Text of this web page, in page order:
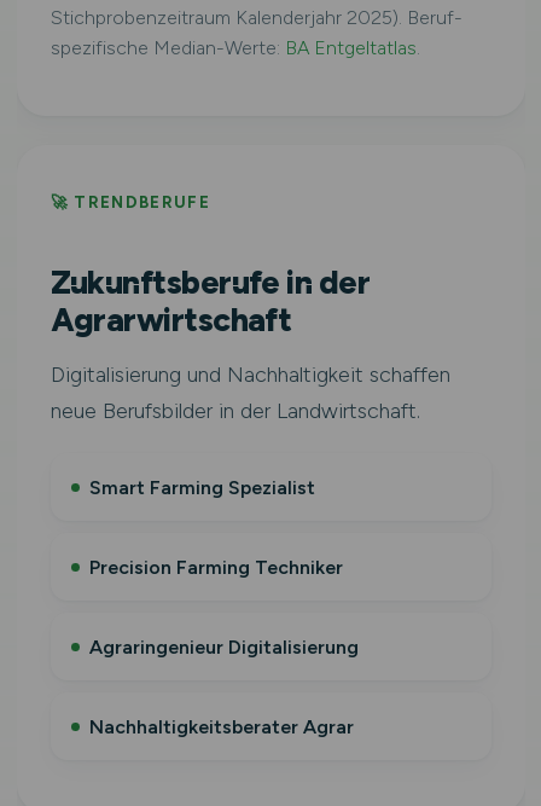
Stichprobenzeitraum Kalenderjahr 2025). Beruf-
spezifische Median-Werte: BA Entgeltatlas.
🚀 TRENDBERUFE
Zukunftsberufe in der
Agrarwirtschaft
Digitalisierung und Nachhaltigkeit schaffen
neue Berufsbilder in der Landwirtschaft.
Smart Farming Spezialist
Precision Farming Techniker
Agraringenieur Digitalisierung
Nachhaltigkeitsberater Agrar